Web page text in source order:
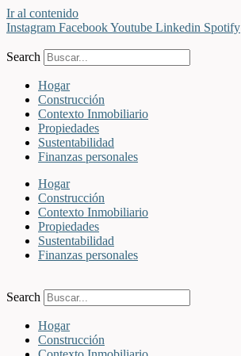
Ir al contenido
Instagram FacebookYoutube Linkedin Spotify
Search
Hogar
Construcción
Contexto Inmobiliario
Propiedades
Sustentabilidad
Finanzas personales
Hogar
Construcción
Contexto Inmobiliario
Propiedades
Sustentabilidad
Finanzas personales
Search
Hogar
Construcción